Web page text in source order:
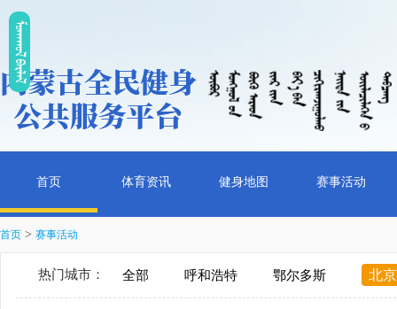
ᠮᠤᠡᠭᠭᠤᠯ ᠪᠠᠷᠯᠠᠯ
首页 体育资讯 健身地图 赛事活动
首页 > 赛事活动
热门城市： 全部 呼和浩特 鄂尔多斯 北京